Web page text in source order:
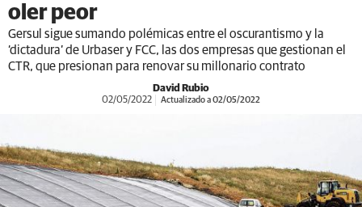
oler peor
Gersul sigue sumando polémicas entre el oscurantismo y la
‘dictadura’ de Urbaser y FCC, las dos empresas que gestionan el
CTR, que presionan para renovar su millonario contrato
David Rubio
02/05/2022 Actualizado a 02/05/2022